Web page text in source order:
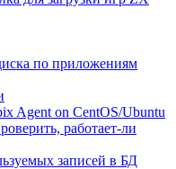
по приложениям
Agent on CentOS/Ubuntu
работает-ли
записей в БД